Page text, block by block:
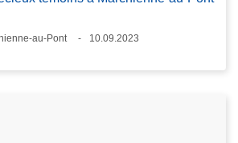
au-Pont
10.09.2023